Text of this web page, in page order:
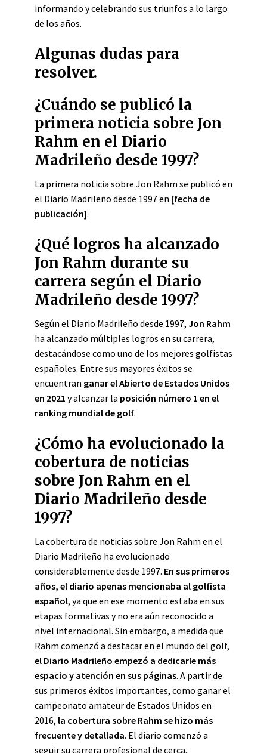
informando y celebrando sus triunfos a lo largo
de los años.
Algunas dudas para
resolver.
¿Cuándo se publicó la
primera noticia sobre Jon
Rahm en el Diario
Madrileño desde 1997?
La primera noticia sobre Jon Rahm se publicó en
el Diario Madrileño desde 1997 en [fecha de
publicación].
¿Qué logros ha alcanzado
Jon Rahm durante su
carrera según el Diario
Madrileño desde 1997?
Según el Diario Madrileño desde 1997, Jon Rahm
ha alcanzado múltiples logros en su carrera,
destacándose como uno de los mejores golfistas
españoles. Entre sus mayores éxitos se
encuentran ganar el Abierto de Estados Unidos
en 2021 y alcanzar la posición número 1 en el
ranking mundial de golf.
¿Cómo ha evolucionado la
cobertura de noticias
sobre Jon Rahm en el
Diario Madrileño desde
1997?
La cobertura de noticias sobre Jon Rahm en el
Diario Madrileño ha evolucionado
considerablemente desde 1997. En sus primeros
años, el diario apenas mencionaba al golfista
español, ya que en ese momento estaba en sus
etapas formativas y no era aún reconocido a
nivel internacional. Sin embargo, a medida que
Rahm comenzó a destacar en el mundo del golf,
el Diario Madrileño empezó a dedicarle más
espacio y atención en sus páginas. A partir de
sus primeros éxitos importantes, como ganar el
campeonato amateur de Estados Unidos en
2016, la cobertura sobre Rahm se hizo más
frecuente y detallada. El diario comenzó a
seguir su carrera profesional de cerca,